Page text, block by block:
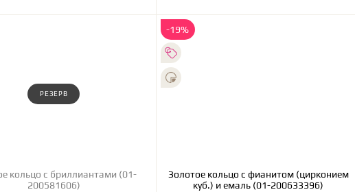
РЕЗЕРВ
(01-
200581606)
-19%
Золотое кольцо с фианитом (цирконием
куб.) и емаль (01-200633396)